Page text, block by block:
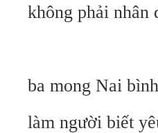
không phải nhân
ba mong Nai
làm người biết